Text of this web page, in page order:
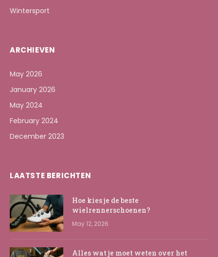
Wintersport
ARCHIEVEN
May 2026
January 2026
May 2024
February 2024
December 2023
LAATSTE BERICHTEN
Hoe kies je de beste
wielrennerschoenen?
May 12, 2026
Alles wat je moet weten over het